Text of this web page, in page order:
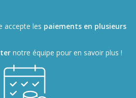
accepte les paiements en plusieurs
notre équipe pour en savoir plus !